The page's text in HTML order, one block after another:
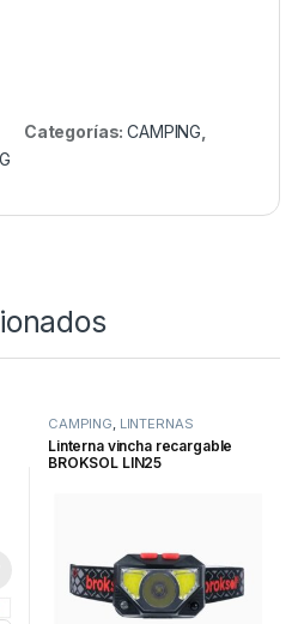
Categorías:CAMPING
CAMPING, LINTERNAS
Linterna vincha recargable
BROKSOL LIN25